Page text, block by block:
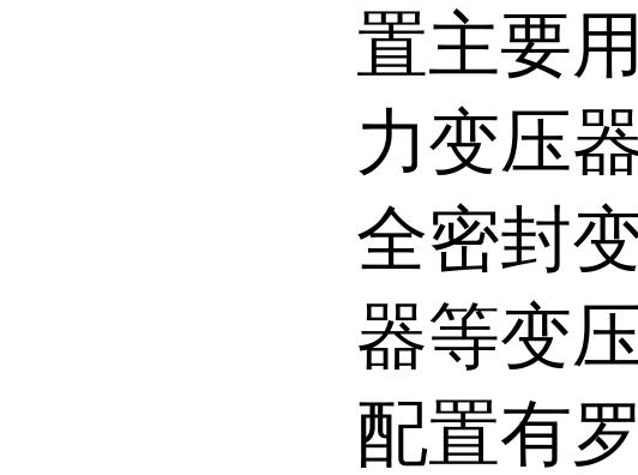
置主要
力变压
全密封
器等变
配置有